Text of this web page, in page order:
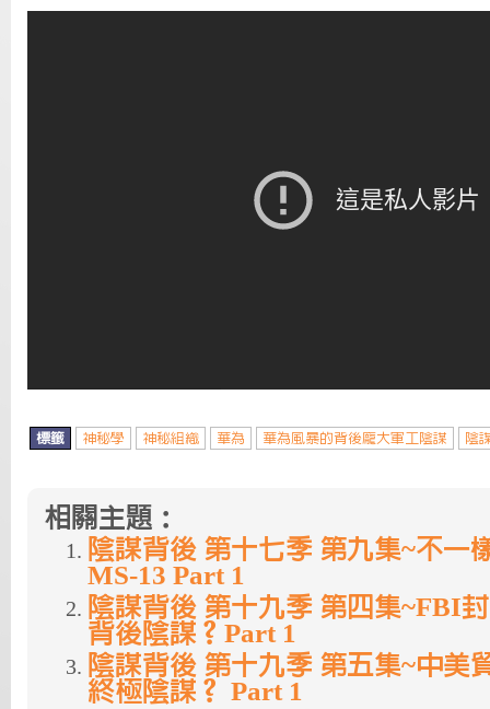
標籤 神秘學 神秘組織 華為 華為風暴的背後龐大軍工陰謀 陰
相關主題：
陰謀背後 第十七季 第九集~不一
MS-13 Part 1
陰謀背後 第十九季 第四集~FBI
背後陰謀？Part 1
陰謀背後 第十九季 第五集~中美
終極陰謀？ Part 1